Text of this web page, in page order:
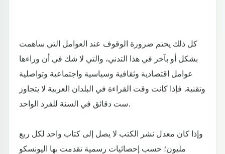
كل ذلك يحتم ضرورة الوقوف عند العوامل التي ساهمت
بشكل أو بآخر في هذا التدني، والتي لا شك في أن وراءها
عوامل اقتصادية وثقافية وسياسية واجتماعية وتواصلية
وتقنية. فإذا كانت وقت القراءة في البلدان العربية لا يتجاوز
ست دقائق في السنة للفرد الواحد.
وإذا كان معدل نشر الكتب لا يصل إلى كتاب واحد لكل ربع
مليون؛ حسب إحصائيات رسمية تقدمت بها اليونسكو